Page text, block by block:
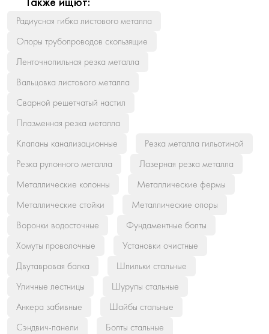
Радиусная гибка листового металла
Опоры трубопроводов скользящие
Ленточнопильная резка металла
Вальцовка листового металла
Сварной решетчатый настил
Плазменная резка металла
Клапаны канализационные
Резка металла гильотиной
Резка рулонного металла
Лазерная резка металла
Металлические колонны
Металлические фермы
Металлические стойки
Металлические опоры
Воронки водосточные
Фундаментные болты
Хомуты проволочные
Установки очистные
Двутавровая балка
Шпильки стальные
Уличные лестницы
Шурупы стальные
Анкера забивные
Шайбы стальные
Сэндвич-панели
Болты стальные